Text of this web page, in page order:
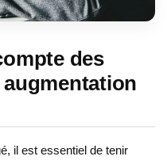
des
il est essentiel de tenir